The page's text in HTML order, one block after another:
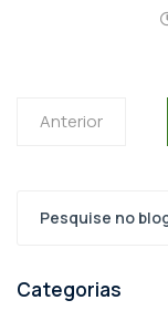
Anterior
Categorias